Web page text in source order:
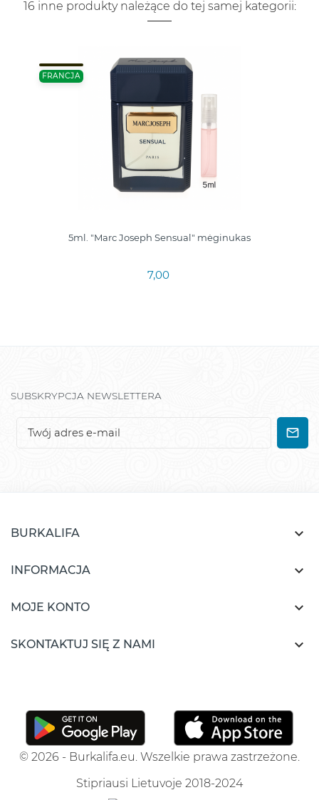
16 inne produkty należące do tej samej kategorii:
FRANCJA
5ml. "Marc Joseph Sensual" mėginukas
7,00
SUBSKRYPCJA NEWSLETTERA
BURKALIFA 
INFORMACJA 
MOJE KONTO 
SKONTAKTUJ SIĘ Z NAMI 
© 2026 - Burkalifa.eu. Wszelkie prawa zastrzeżone.
Stipriausi Lietuvoje 2018-2024